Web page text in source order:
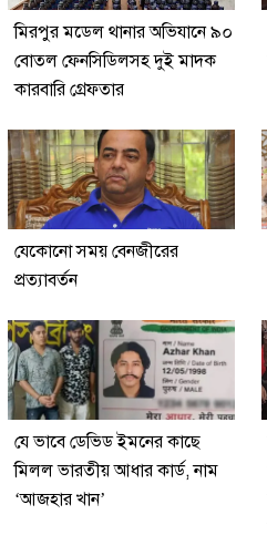
মিরপুর মডেল থানার অভিযানে ৯০
বোতল ফেনসিডিলসহ দুই মাদক
কারবারি গ্রেফতার
যেকোনো সময় বেনজীরের
প্রত্যাবর্তন
যে ভাবে ডেভিড ইমনের কাছে
মিলল ভারতীয় আধার কার্ড, নাম
‘আজহার খান’